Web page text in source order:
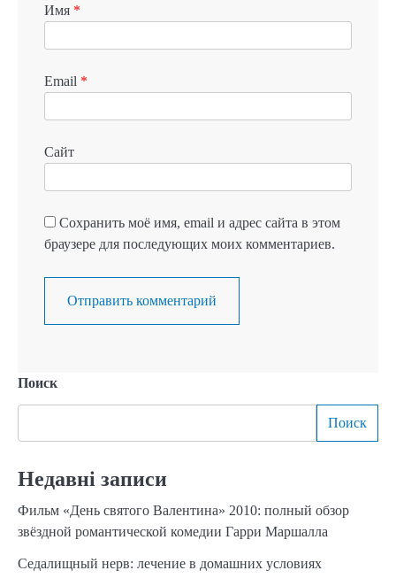
Имя *
Email *
Сайт
Сохранить моё имя, email и адрес сайта в этом
браузере для последующих моих комментариев.
Поиск
Поиск
Недавні записи
Фильм «День святого Валентина» 2010: полный обзор
звёздной романтической комедии Гарри Маршалла
Седалищный нерв: лечение в домашних условиях